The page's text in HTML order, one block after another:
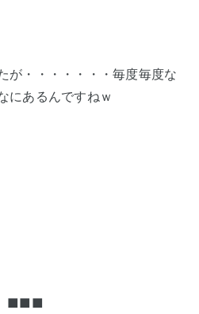
が・・・・・・・毎度毎度な
にあるんですねｗ
■■■